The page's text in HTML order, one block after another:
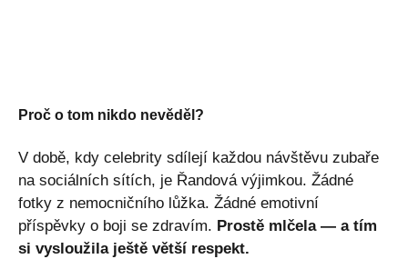
Proč o tom nikdo nevěděl?
V době, kdy celebrity sdílejí každou návštěvu zubaře
na sociálních sítích, je Řandová výjimkou. Žádné
fotky z nemocničního lůžka. Žádné emotivní
příspěvky o boji se zdravím. Prostě mlčela — a tím
si vysloužila ještě větší respekt.